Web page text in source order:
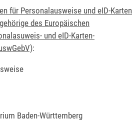
für Personalausweise und eID-Karten
des Europäischen
und eID-Karten-
:
Baden-Württemberg